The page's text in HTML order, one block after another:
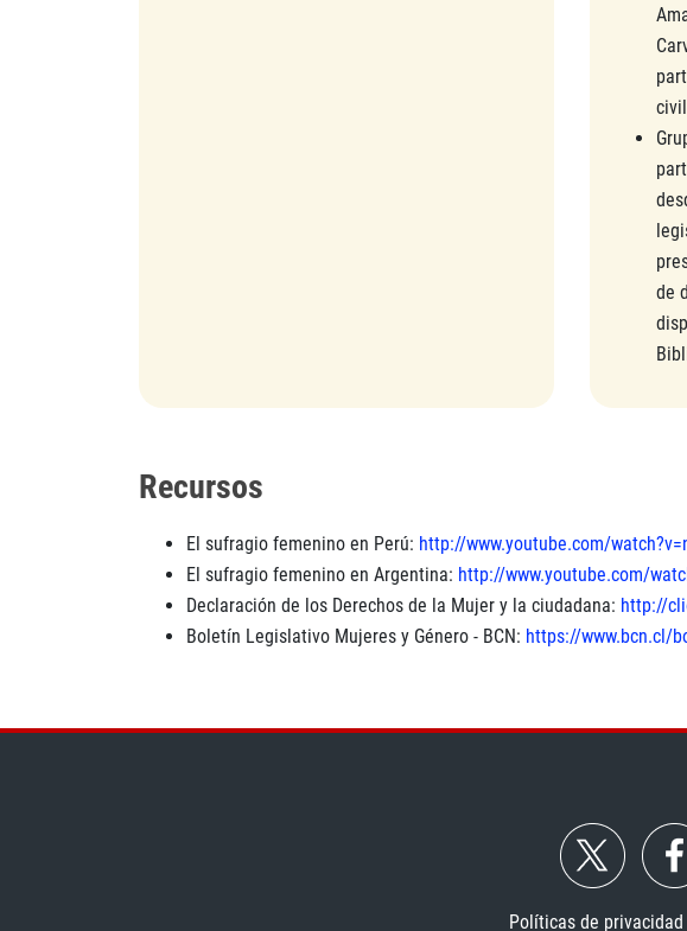
de
Recursos
El sufragio femenino en Perú: http://www.youtube.com/
El sufragio femenino en Argentina: http://www.youtube.com/
Declaración de los Derechos de la Mujer y la ciudadana: http://
Boletín Legislativo Mujeres y Género - BCN: https://www.bcn.cl/
Políticas de privacidad